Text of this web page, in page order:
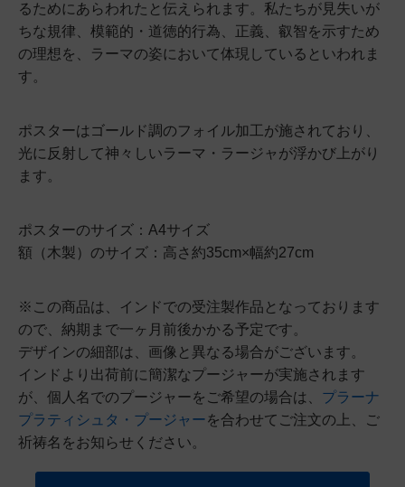
るためにあらわれたと伝えられます。私たちが見失いが
ちな規律、模範的・道徳的行為、正義、叡智を示すため
の理想を、ラーマの姿において体現しているといわれま
す。
ポスターはゴールド調のフォイル加工が施されており、
光に反射して神々しいラーマ・ラージャが浮かび上がり
ます。
ポスターのサイズ：A4サイズ
額（木製）のサイズ：高さ約35cm×幅約27cm
※この商品は、インドでの受注製作品となっております
ので、納期まで一ヶ月前後かかる予定です。
デザインの細部は、画像と異なる場合がございます。
インドより出荷前に簡潔なプージャーが実施されます
が、個人名でのプージャーをご希望の場合は、 プラーナ
プラティシュタ・プージャーを合わせてご注文の上、ご
祈祷名をお知らせください。